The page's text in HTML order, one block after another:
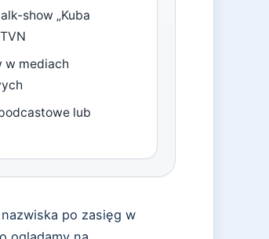
show „Kuba
w mediach
lub
po zasięg w